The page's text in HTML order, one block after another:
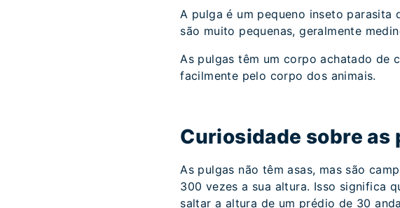
A pulga é um pequeno inseto parasita
são muito pequenas, geralmente
As pulgas têm um corpo achatado de
facilmente pelo corpo dos animais.
Curiosidade sobre as
As pulgas não têm asas, mas são
300 vezes a sua altura. Isso significa
saltar a altura de um prédio de 30